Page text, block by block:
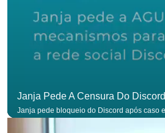
Janja Pede A Censura Do Discord